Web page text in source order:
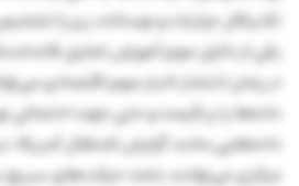
تکنیکال جزئیات و نوسانات ریز را
یکی از دلایل مهم آموزش تحلیل
در زمان انتشار اخبار مهم اقتصادی
داده‌ها را بر قیمت و حتی جهت
داده‌هایی مانند گزارش اشتغال آمریکا،
مرکزی می‌توانند باعث حرکت‌های سریع در